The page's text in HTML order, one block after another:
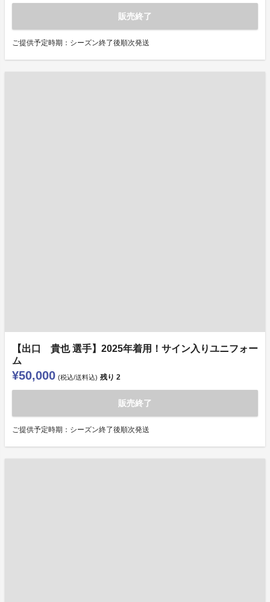
販売終了
ご提供予定時期：シーズン終了後順次発送
【出口 貴也 選手】2025年着用！サイン入りユニフォー
ム
¥50,000 (税込/送料込) 残り 2
販売終了
ご提供予定時期：シーズン終了後順次発送